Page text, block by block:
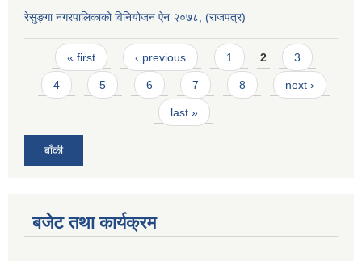
रेसुङ्गा नगरपालिकाको विनियोजन ऐन २०७८, (राजपत्र)
Pages
« first ‹ previous 1 2 3
4 5 6 7 8 next ›
last »
बाँकी
बजेट तथा कार्यक्रम